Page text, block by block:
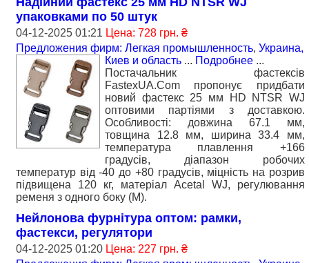
упаковками по 50 штук
04-12-2025 01:21 Цена: 728 грн. ₴
Предложения фирм: Легкая промышленность, Украина,
Киев и область ... Подробнее ...
Постачальник фастексів
FastexUA.Com пропонує придбати
новий фастекс 25 мм HD NTSR WJ
оптовими партіями з доставкою.
Особливості: довжина 67.1 мм,
товщина 12.8 мм, ширина 33.4 мм,
температура плавлення +166
градусів, діапазон робочих
температур від -40 до +80 градусів, міцність на розрив
підвищена 120 кг, матеріал Acetal WJ, регулювання
ременя з одного боку (М).
Нейлонова фурнітура оптом: рамки,
фастекси, регулятори
04-12-2025 01:20 Цена: 227 грн. ₴